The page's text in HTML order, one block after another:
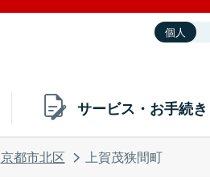
個人
サービス・お手続き
京都市北区 上賀茂狭間町